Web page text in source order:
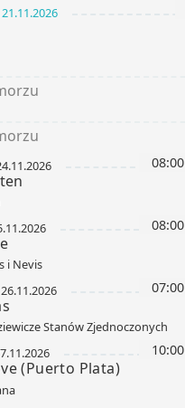
21.11.2026
08:00
08:00
i Nevis
07:00
26.11.2026
Stanów Zjednoczonych
10:00
(Puerto Plata)